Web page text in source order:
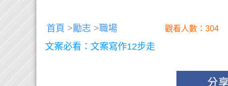
首頁 >勵志 >職場 觀看人數：304
文案必看：文案寫作12步走